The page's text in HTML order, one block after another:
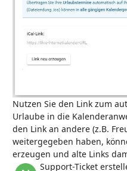
Nutzen Sie den Link zum
Urlaube in die
den Link an andere (z.B.
weitergegeben haben,
erzeugen und alte Links
Support-Ticket